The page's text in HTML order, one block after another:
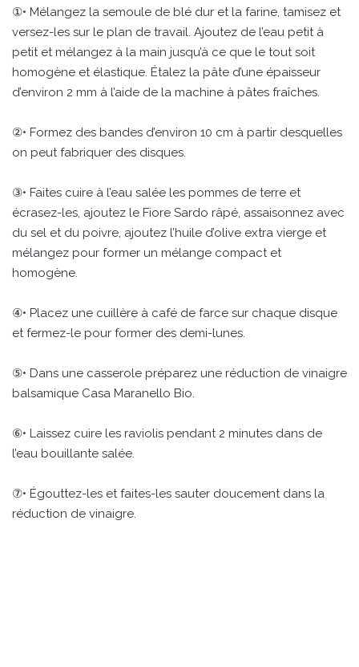
①• Mélangez la semoule de blé dur et la farine, tamisez et
versez-les sur le plan de travail. Ajoutez de l’eau petit à
petit et mélangez à la main jusqu’à ce que le tout soit
homogène et élastique. Étalez la pâte d’une épaisseur
d’environ 2 mm à l’aide de la machine à pâtes fraîches.
②• Formez des bandes d’environ 10 cm à partir desquelles
on peut fabriquer des disques.
③• Faites cuire à l’eau salée les pommes de terre et
écrasez-les, ajoutez le Fiore Sardo râpé, assaisonnez avec
du sel et du poivre, ajoutez l’huile d’olive extra vierge et
mélangez pour former un mélange compact et
homogène.
④• Placez une cuillère à café de farce sur chaque disque
et fermez-le pour former des demi-lunes.
⑤• Dans une casserole préparez une réduction de vinaigre
balsamique Casa Maranello Bio.
⑥• Laissez cuire les raviolis pendant 2 minutes dans de
l’eau bouillante salée.
⑦• Égouttez-les et faites-les sauter doucement dans la
réduction de vinaigre.